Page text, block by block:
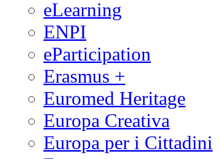
eLearning
ENPI
eParticipation
Erasmus +
Euromed Heritage
Europa Creativa
Europa per i Cittadini